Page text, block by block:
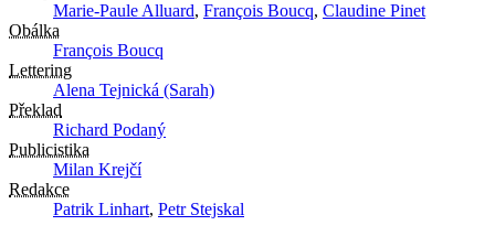
Marie-Paule Alluard, François Boucq, Claudine Pinet
Obálka
François Boucq
Lettering
Alena Tejnická (Sarah)
Překlad
Richard Podaný
Publicistika
Milan Krejčí
Redakce
Patrik Linhart, Petr Stejskal